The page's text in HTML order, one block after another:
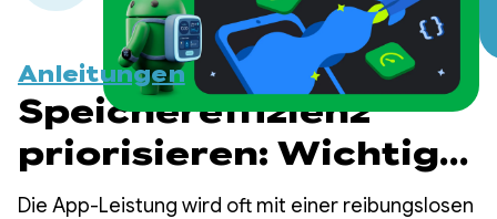
Anleitungen
Speichereffizienz
priorisieren: Wichtige
Schritte für Android 17
Die App-Leistung wird oft mit einer reibungslosen